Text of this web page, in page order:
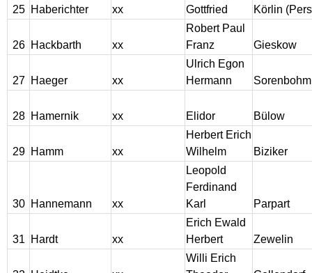
25 Haberichter xx
Gottfried
Körlin
26 Hackbarth xx
Robert Paul
Franz
Gieskow
27 Haeger xx
Ulrich Egon
Hermann
Sorenbohm
28 Hamernik xx Elidor Bülow
29 Hamm xx
Herbert Erich
Wilhelm
Biziker
30 Hannemann xx
Leopold
Ferdinand
Karl
Parpart
31 Hardt xx
Erich Ewald
Herbert
Zewelin
Willi Erich